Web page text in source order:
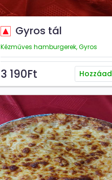
Gyros tál
Kézműves hamburgerek, Gyros
3 190Ft Hozzáad